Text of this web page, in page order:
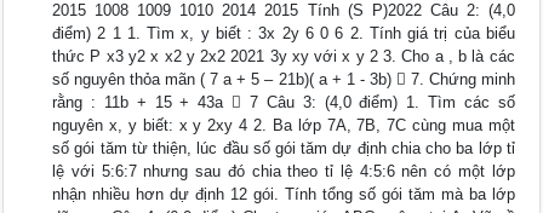
2015 1008 1009 1010 2014 2015 Tính (S P)2022 Câu 2: (4,0
điểm) 2 1 1. Tìm x, y biết : 3x 2y 6 0 6 2. Tính giá trị của biểu
thức P x3 y2 x x2 y 2x2 2021 3y xy với x y 2 3. Cho a , b là các
số nguyên thỏa mãn ( 7 a + 5 – 21b)( a + 1 - 3b)  7. Chứng minh
rằng : 11b + 15 + 43a  7 Câu 3: (4,0 điểm) 1. Tìm các số
nguyên x, y biết: x y 2xy 4 2. Ba lớp 7A, 7B, 7C cùng mua một
số gói tăm từ thiện, lúc đầu số gói tăm dự định chia cho ba lớp tỉ
lệ với 5:6:7 nhưng sau đó chia theo tỉ lệ 4:5:6 nên có một lớp
nhận nhiều hơn dự định 12 gói. Tính tổng số gói tăm mà ba lớp